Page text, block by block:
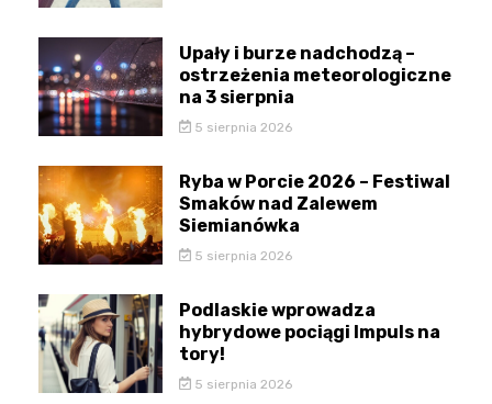
Upały i burze nadchodzą –
ostrzeżenia meteorologiczne
na 3 sierpnia
5 sierpnia 2026
Ryba w Porcie 2026 – Festiwal
Smaków nad Zalewem
Siemianówka
5 sierpnia 2026
Podlaskie wprowadza
hybrydowe pociągi Impuls na
tory!
5 sierpnia 2026